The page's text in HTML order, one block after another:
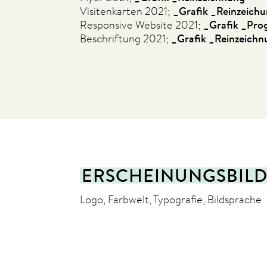
Visitenkarten 2021; _Grafik
Responsive Website 2021; _Grafik
Beschriftung 2021; _Grafik
Logo, Farbwelt, Typografie, Bildsprache